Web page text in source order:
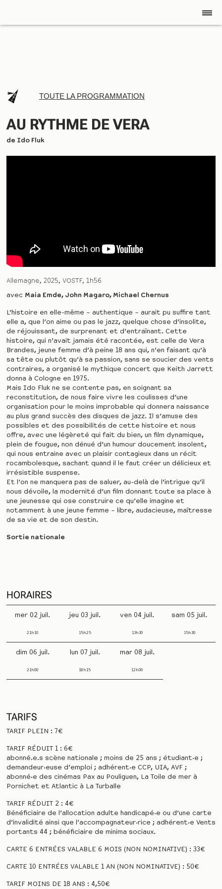
TOUTE LA PROGRAMMATION
AU RYTHME DE VERA
de Ido Fluk
Allemagne 2025 VOSTF 1h56
avec Maia Emde, John Magaro, Michael Chernus
L’histoire en elle-même – authentique – aurait pu suffire tant
elle a, que l’on aime ou pas le jazz, quelque chose d’insolite,
de réjouissant, de surprenant et d’entraînant. Cette
histoire, qui n’avait jamais été racontée, est celle de Vera
Brandes, jeune femme d’à peine 18 ans qui, n’en faisant qu’à
sa tête ou plutôt qu’à sa passion, sans se soucier des vents
contraires, a organisé le mythique concert que Keith Jarrett
donna à Cologne en 1975.
Mais Ido Fluk ne se contente pas, en soignant sa
reconstitution, de nous faire vivre les coulisses d’une
organisation pour le moins improbable qui donnera naissance
au plus grand succès des disques de jazz. Il s’amuse des
possibles et des possibilités de cette histoire et nous
offre, avec une légèreté qui fait du bien, un film dynamique,
plein de fougue, non dénué d’un humour doucement insolent,
qui nous entraine avec un plaisir contagieux dans un récit
rocambolesque, sachant quand il le faut créer un délicieux et
irrésistible suspense.
Et l’on ne manquera pas de saluer, au-delà de l’intrigue qu’il
nous dévoile, la modernité d’un film donnant toute sa place à
une jeunesse qui ose construire ce qu’elle imagine et
notamment à une jeune femme – libre, audacieuse, maîtresse
de sa vie et de son destin.
Sortie nationale
HORAIRES
mer 02 juil.
21h10
jeu 03 juil.
15h25
ven 04 juil.
13h30
sam 05 juil.
15h30
dim 06 juil.
21h00
lun 07 juil.
18h15
mar 08 juil.
12h00
TARIFS
TARIF PLEIN : 7€
TARIF RÉDUIT 1 : 6€
abonné.e.s scène nationale ; moins de 25 ans ; étudiant·e ;
demandeur·euse d’emploi ; adhérent·e CCP, UIA, AVF ;
abonné·e des cinémas Pax au Pouliguen, La Toile de mer à
Pornichet et Atlantic à La Turballe
TARIF RÉDUIT 2 : 4€
Bénéficiaire de l’allocation adulte handicapé·e ou d’une carte
d’invalidité ainsi que l’accompagnateur·rice ; adhérent·e Vents
portants 44 ; bénéficiaire de minima sociaux.
CARTE 6 ENTRÉES VALABLE 6 MOIS (NON NOMINATIVE) : 33€
CARTE 10 ENTRÉES VALABLE 1 AN (NON NOMINATIVE) : 50€
TARIF MOINS DE 18 ANS : 4,50€